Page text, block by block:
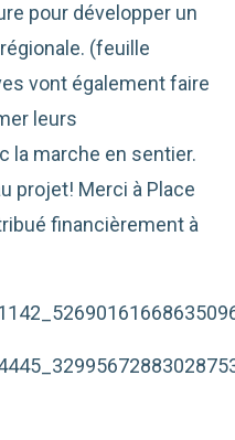
pour développer un
(feuille
vont également faire
leurs
la marche en sentier.
projet! Merci à Place
financièrement à